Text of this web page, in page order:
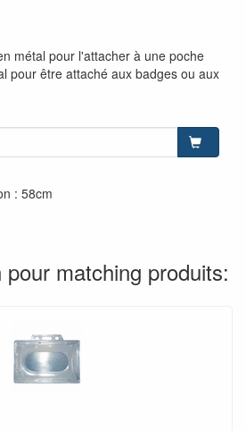
métal pour l'attacher à une poche
pour être attaché aux badges ou aux
: 58cm
matching produits: